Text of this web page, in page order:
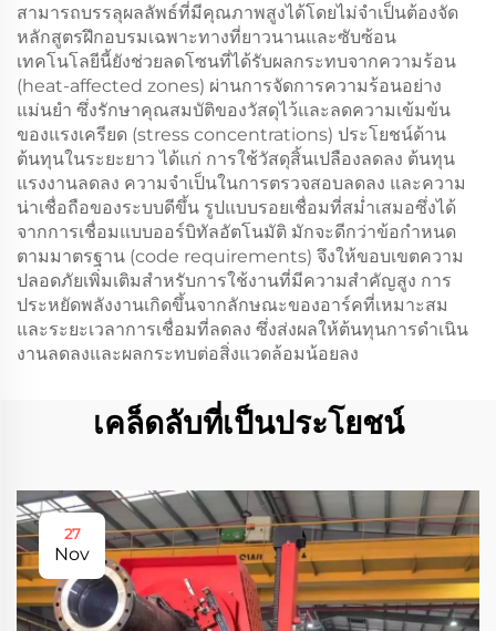
สามารถบรรลุผลลัพธ์ที่มีคุณภาพสูงได้โดยไม่จำเป็นต้องจัด
หลักสูตรฝึกอบรมเฉพาะทางที่ยาวนานและซับซ้อน
เทคโนโลยีนี้ยังช่วยลดโซนที่ได้รับผลกระทบจากความร้อน
(heat-affected zones) ผ่านการจัดการความร้อนอย่าง
แม่นยำ ซึ่งรักษาคุณสมบัติของวัสดุไว้และลดความเข้มข้น
ของแรงเครียด (stress concentrations) ประโยชน์ด้าน
ต้นทุนในระยะยาว ได้แก่ การใช้วัสดุสิ้นเปลืองลดลง ต้นทุน
แรงงานลดลง ความจำเป็นในการตรวจสอบลดลง และความ
น่าเชื่อถือของระบบดีขึ้น รูปแบบรอยเชื่อมที่สม่ำเสมอซึ่งได้
จากการเชื่อมแบบออร์บิทัลอัตโนมัติ มักจะดีกว่าข้อกำหนด
ตามมาตรฐาน (code requirements) จึงให้ขอบเขตความ
ปลอดภัยเพิ่มเติมสำหรับการใช้งานที่มีความสำคัญสูง การ
ประหยัดพลังงานเกิดขึ้นจากลักษณะของอาร์คที่เหมาะสม
และระยะเวลาการเชื่อมที่ลดลง ซึ่งส่งผลให้ต้นทุนการดำเนิน
งานลดลงและผลกระทบต่อสิ่งแวดล้อมน้อยลง
เคล็ดลับที่เป็นประโยชน์
27
Nov